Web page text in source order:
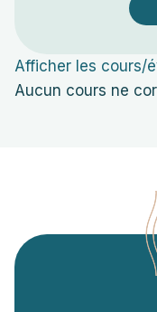
Afficher les cours/
Aucun cours ne